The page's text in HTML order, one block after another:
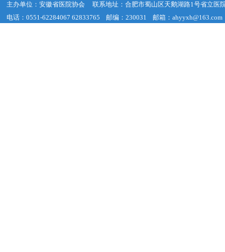
主办单位：安徽省医院协会
联系地址：合肥市蜀山区天鹅湖路1号省立医
电话：0551-62284067 62833765 邮编：230031
邮箱：ahyyxh@163.com